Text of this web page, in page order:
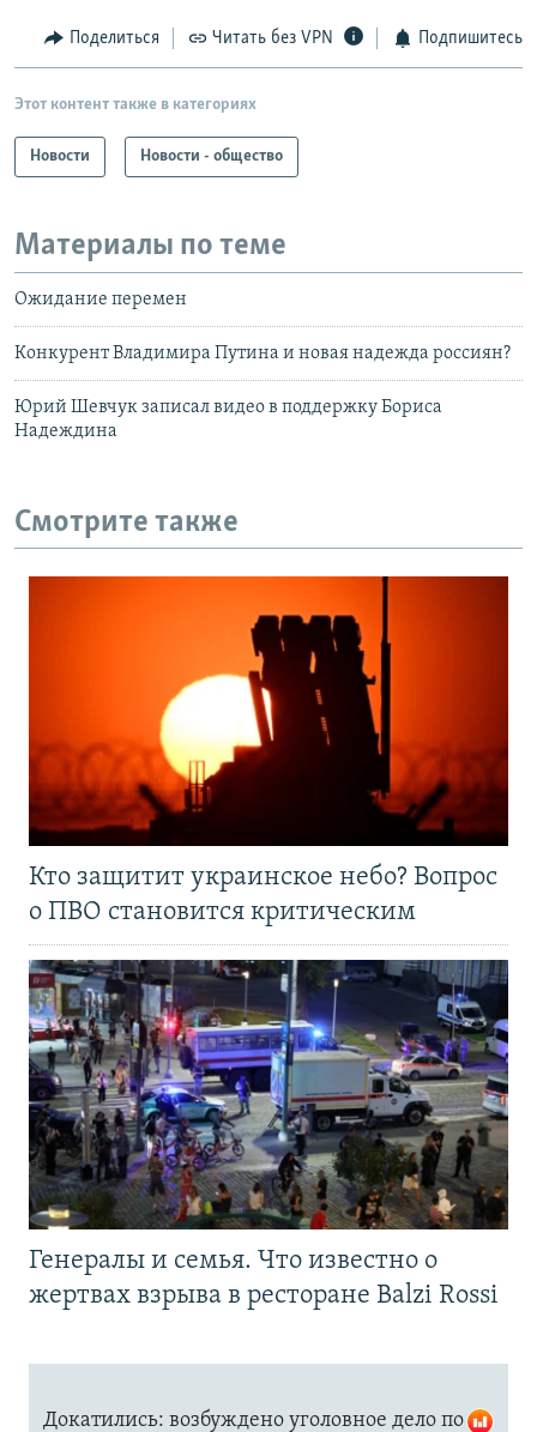
Поделиться Читать без VPN Подпишитесь
Этот контент также в категориях
Новости Новости - общество
Материалы по теме
Ожидание перемен
Конкурент Владимира Путина и новая надежда россиян?
Юрий Шевчук записал видео в поддержку Бориса
Надеждина
Смотрите также
Кто защитит украинское небо? Вопрос
о ПВО становится критическим
Генералы и семья. Что известно о
жертвах взрыва в ресторане Balzi Rossi